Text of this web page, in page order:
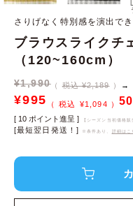
さりげなく特別感を演出で
ブラウスライクチ
（120~160cm）
¥1,990 税込 ¥2,189 →
¥995 ¥1,094
[ 10 ポイント進呈 ] 【シーズン当初価格
[最短翌日発送！] ※条件あり、 詳細はこ